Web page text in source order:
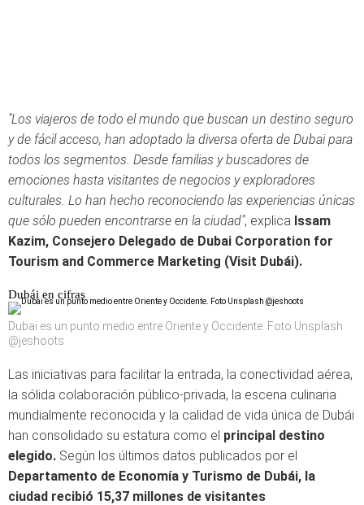
"Los viajeros de todo elmundo que buscan un destino seguro
y de fácil acceso, han adoptado la diversa oferta de Dubai para
todos los segmentos. Desde familias ybuscadores de
emociones hasta visitantes de negocios yexploradores
culturales. Lo han hecho reconociendo las experiencias únicas
que sólo pueden encontrarse en la ciudad", explica Issam
Kazim, Consejero Delegado de Dubai Corporation for
Tourism and Commerce Marketing (Visit Dubái).
Dubái en cifras
Dubai es un punto medio entre Oriente y Occidente. Foto Unsplash
@jeshoots
Las iniciativas para facilitar la entrada, la conectividad aérea,
la sólida colaboración público-privada, la escena culinaria
mundialmente reconocida y la calidad de vida única de Dubái
han consolidado su estatura como el principal destino
elegido. Según los últimos datos publicados por el
Departamento de Economía y Turismo de Dubái, la
ciudad recibió 15,37 millones de visitantes